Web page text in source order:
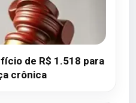
de R$ 1.518 para
crônica